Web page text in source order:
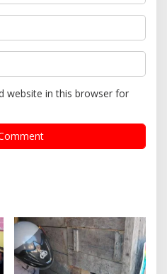
website in this browser for